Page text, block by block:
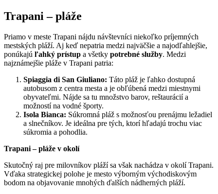
Trapani – pláže
Priamo v meste Trapani nájdu návštevníci niekoľko príjemných
mestských pláží. Aj keď nepatria medzi najväčšie a najodľahlejšie,
ponúkajú ľahký prístup a všetky potrebné služby. Medzi
najznámejšie pláže v Trapani patria:
Spiaggia di San Giuliano: Táto pláž je ľahko dostupná
autobusom z centra mesta a je obľúbená medzi miestnymi
obyvateľmi. Nájde sa tu množstvo barov, reštaurácií a
možností na vodné športy.
Isola Bianca: Súkromná pláž s možnosťou prenájmu ležadiel
a slnečníkov. Je ideálna pre tých, ktorí hľadajú trochu viac
súkromia a pohodlia.
Trapani – pláže v okolí
Skutočný raj pre milovníkov pláží sa však nachádza v okolí Trapani.
Vďaka strategickej polohe je mesto výborným východiskovým
bodom na objavovanie mnohých ďalších nádherných pláží.